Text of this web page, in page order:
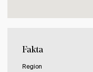
Fakta
Region